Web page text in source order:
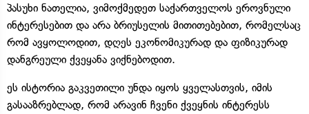
პასუხი ნათელია, ვიმოქმედეთ საქართველოს ეროვნული
ინტერესებით და არა ბრიუსელის მითითებებით, რომელსაც
რომ ავყოლოდით, დღეს ეკონომიკურად და ფიზიკურად
დანგრეული ქვეყანა ვიქნებოდით.
ეს ისტორია გაკვეთილი უნდა იყოს ყველასთვის, იმის
გასააზრებლად, რომ არავინ ჩვენი ქვეყნის ინტერესს